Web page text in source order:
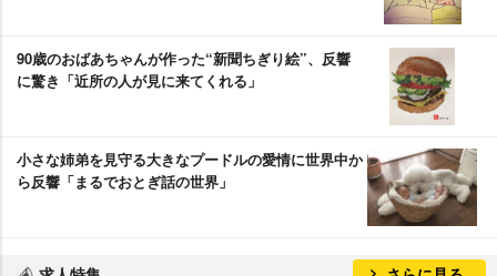
90歳のおばあちゃんが作った“新聞ちぎり絵”、反響
に驚き「近所の人が見に来てくれる」
小さな姉弟を見守る大きなプードルの愛情に世界中か
ら反響「まるでおとぎ話の世界」